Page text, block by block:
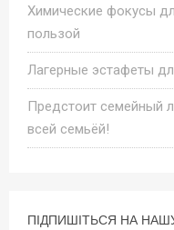
Химические фокусы
пользой
Лагерные эстафеты
Предстоит семейный
всей семьёй!
ПІДПИШІТЬСЯ НА